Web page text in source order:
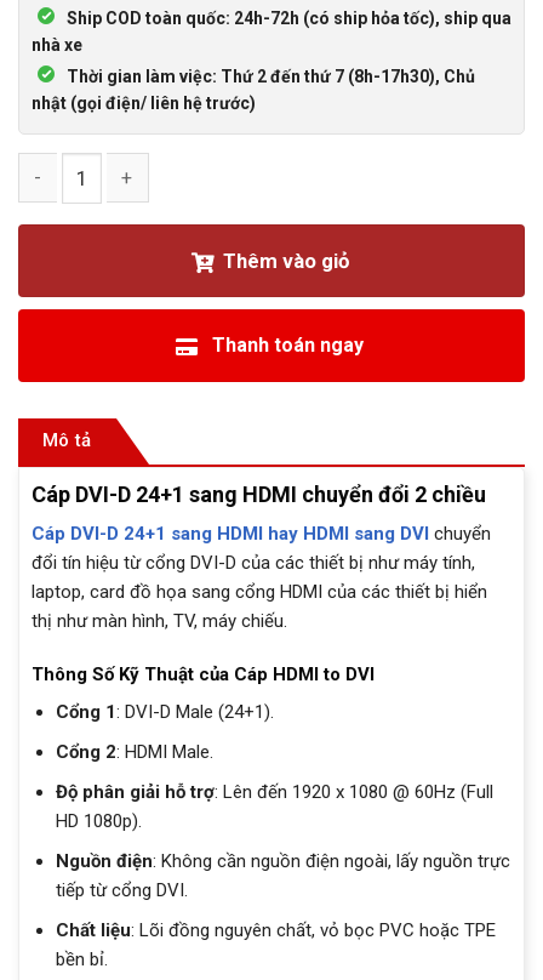
Ship COD toàn quốc: 24h-72h (có ship hỏa tốc), ship qua
nhà xe
Thời gian làm việc: Thứ 2 đến thứ 7 (8h-17h30), Chủ
nhật (gọi điện/ liên hệ trước)
Thêm vào giỏ
Thanh toán ngay
Mô tả
Cáp DVI-D 24+1 sang HDMI chuyển đổi 2 chiều
Cáp DVI-D 24+1 sang HDMI hay HDMI sang DVI chuyển
đổi tín hiệu từ cổng DVI-D của các thiết bị như máy tính,
laptop, card đồ họa sang cổng HDMI của các thiết bị hiển
thị như màn hình, TV, máy chiếu.
Thông Số Kỹ Thuật của Cáp HDMI to DVI
Cổng 1: DVI-D Male (24+1).
Cổng 2: HDMI Male.
Độ phân giải hỗ trợ: Lên đến 1920 x 1080 @ 60Hz (Full
HD 1080p).
Nguồn điện: Không cần nguồn điện ngoài, lấy nguồn trực
tiếp từ cổng DVI.
Chất liệu: Lõi đồng nguyên chất, vỏ bọc PVC hoặc TPE
bền bỉ.